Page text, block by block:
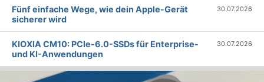
Fünf einfache Wege, wie dein Apple-Gerät
sicherer wird
30.07.2026
KIOXIA CM10: PCIe-6.0-SSDs für Enterprise-
und KI-Anwendungen
30.07.2026